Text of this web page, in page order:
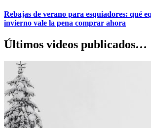
Rebajas de verano para esquiadores: qué
invierno vale la pena comprar ahora
Últimos videos publicados…